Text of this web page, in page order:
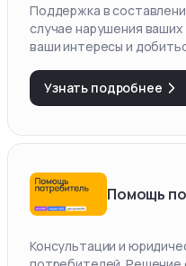
Поддержка в
случае нарушения
ваши интересы и
Узнать подробнее
Помощь
Консультации и